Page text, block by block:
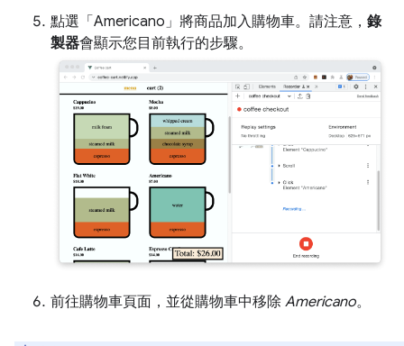
點選「Americano」 將商品加入購物車。請注意， 錄
製器會顯示您目前執行的步驟。
前往購物車頁面，並從購物車中移除 Americano。